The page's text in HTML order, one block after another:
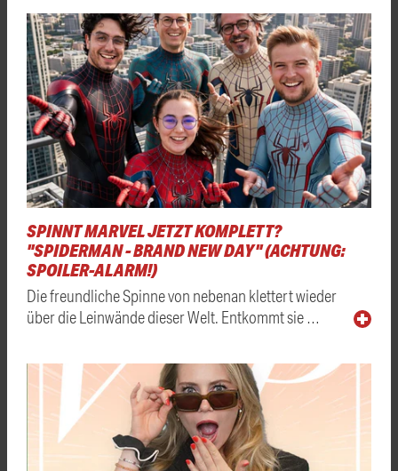
SPINNT MARVEL JETZT KOMPLETT?
"SPIDERMAN - BRAND NEW DAY" (ACHTUNG:
SPOILER-ALARM!)
Die freundliche Spinne von nebenan klettert wieder
über die Leinwände dieser Welt. Entkommt sie …